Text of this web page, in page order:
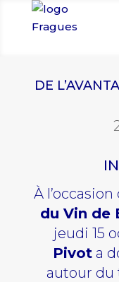
DE
À
du Vin de
jeudi 15
Pivota
autour du